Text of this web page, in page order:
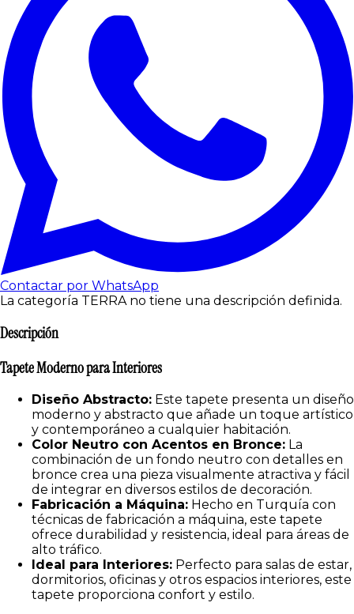
Contactar por WhatsApp
La categoría TERRA no tiene una descripción definida.
Descripción
Tapete Moderno para Interiores
Diseño Abstracto: Este tapete presenta un diseño
moderno y abstracto que añade un toque artístico
y contemporáneo a cualquier habitación.
Color Neutro con Acentos en Bronce: La
combinación de un fondo neutro con detalles en
bronce crea una pieza visualmente atractiva y fácil
de integrar en diversos estilos de decoración.
Fabricación a Máquina: Hecho en Turquía con
técnicas de fabricación a máquina, este tapete
ofrece durabilidad y resistencia, ideal para áreas de
alto tráfico.
Ideal para Interiores: Perfecto para salas de estar,
dormitorios, oficinas y otros espacios interiores, este
tapete proporciona confort y estilo.